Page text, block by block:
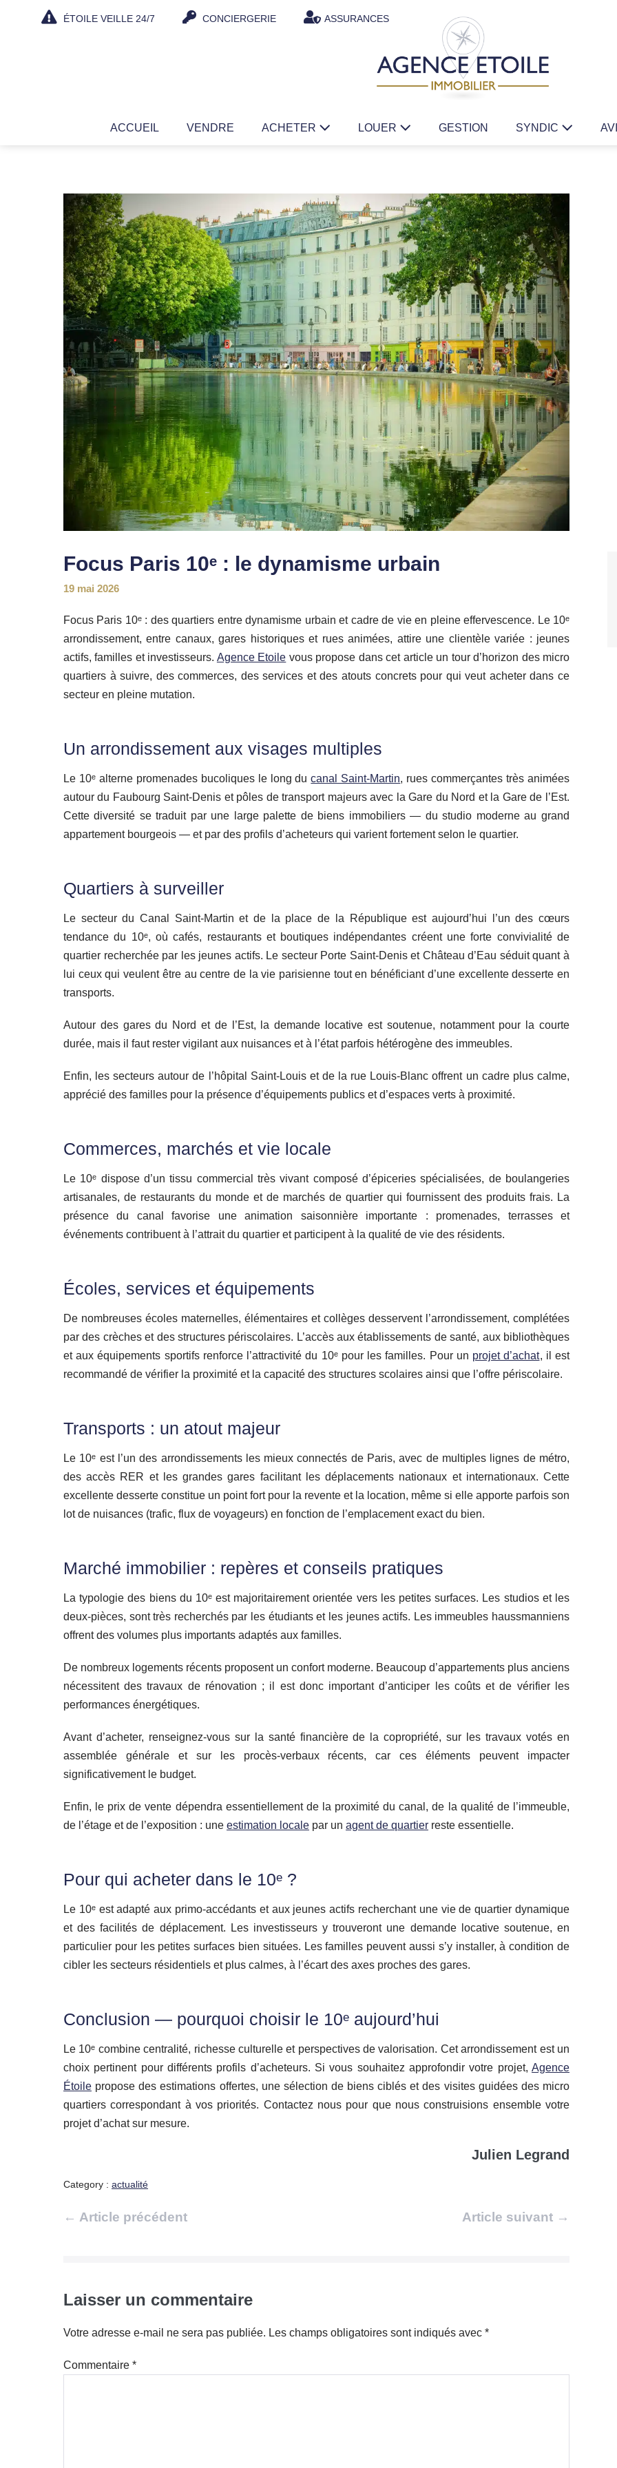
ÉTOILE VEILLE 24/7 CONCIERGERIE ASSURANCES
ACCUEIL VENDRE ACHETER LOUER GESTION SYNDIC
Focus Paris 10ᵉ : le dynamisme urbain
19 mai 2026
Focus Paris 10ᵉ : des quartiers entre dynamisme urbain et cadre de vie en pleine effervescence. Le 10ᵉ
arrondissement, entre canaux, gares historiques et rues animées, attire une clientèle variée : jeunes
actifs, familles et investisseurs. Agence Etoile vous propose dans cet article un tour d’horizon des micro
quartiers à suivre, des commerces, des services et des atouts concrets pour qui veut acheter dans ce
secteur en pleine mutation.
Un arrondissement aux visages multiples
Le 10ᵉ alterne promenades bucoliques le long ducanal Saint‑Martin, rues commerçantes très animées
autour du Faubourg Saint‑Denis et pôles de transport majeurs avec la Gare du Nord et la Gare de l’Est.
Cette diversité se traduit par une large palette de biens immobiliers — du studio moderne au grand
appartement bourgeois — et par des profils d’acheteurs qui varient fortement selon le quartier.
Quartiers à surveiller
Le secteur du Canal Saint‑Martin et de la place de la République est aujourd’hui l’un des cœurs
tendance du 10ᵉ, où cafés, restaurants et boutiques indépendantes créent une forte convivialité de
quartier recherchée par les jeunes actifs. Le secteur Porte Saint‑Denis et Château d’Eau séduit quant à
lui ceux qui veulent être au centre de la vie parisienne tout en bénéficiant d’une excellente desserte en
transports.
Autour des gares du Nord et de l’Est, la demande locative est soutenue, notamment pour la courte
durée, mais il faut rester vigilant aux nuisances et à l’état parfois hétérogène des immeubles.
Enfin, les secteurs autour de l’hôpital Saint‑Louis et de la rue Louis‑Blanc offrent un cadre plus calme,
apprécié des familles pour la présence d’équipements publics et d’espaces verts à proximité.
Commerces, marchés et vie locale
Le 10ᵉ dispose d’un tissu commercial très vivant composé d’épiceries spécialisées, de boulangeries
artisanales, de restaurants du monde et de marchés de quartier qui fournissent des produits frais. La
présence du canal favorise une animation saisonnière importante : promenades, terrasses et
événements contribuent à l’attrait du quartier et participent à la qualité de vie des résidents.
Écoles, services et équipements
De nombreuses écoles maternelles, élémentaires et collèges desservent l’arrondissement, complétées
par des crèches et des structures périscolaires. L’accès aux établissements de santé, aux bibliothèques
et aux équipements sportifs renforce l’attractivité du 10ᵉ pour les familles. Pour un projet d’achat, il est
recommandé de vérifier la proximité et la capacité des structures scolaires ainsi que l’offre périscolaire.
Transports : un atout majeur
Le 10ᵉ est l’un des arrondissements les mieux connectés de Paris, avec de multiples lignes de métro,
des accès RER et les grandes gares facilitant les déplacements nationaux et internationaux. Cette
excellente desserte constitue un point fort pour la revente et la location, même si elle apporte parfois son
lot de nuisances (trafic, flux de voyageurs) en fonction de l’emplacement exact du bien.
Marché immobilier : repères et conseils pratiques
La typologie des biens du 10ᵉ est majoritairement orientée vers les petites surfaces. Les studios et les
deux‑pièces, sont très recherchés par les étudiants et les jeunes actifs. Les immeubles haussmanniens
offrent des volumes plus importants adaptés aux familles.
De nombreux logements récents proposent un confort moderne. Beaucoup d’appartements plus anciens
nécessitent des travaux de rénovation ; il est donc important d’anticiper les coûts et de vérifier les
performances énergétiques.
Avant d’acheter, renseignez‑vous sur la santé financière de la copropriété, sur les travaux votés en
assemblée générale et sur les procès‑verbaux récents, car ces éléments peuvent impacter
significativement le budget.
Enfin, le prix de vente dépendra essentiellement de la proximité du canal, de la qualité de l’immeuble,
de l’étage et de l’exposition : une estimation locale par un agent de quartier reste essentielle.
Pour qui acheter dans le 10ᵉ ?
Le 10ᵉ est adapté aux primo‑accédants et aux jeunes actifs recherchant une vie de quartier dynamique
et des facilités de déplacement. Les investisseurs y trouveront une demande locative soutenue, en
particulier pour les petites surfaces bien situées. Les familles peuvent aussi s’y installer, à condition de
cibler les secteurs résidentiels et plus calmes, à l’écart des axes proches des gares.
Conclusion — pourquoi choisir le 10ᵉ aujourd’hui
Le 10ᵉ combine centralité, richesse culturelle et perspectives de valorisation. Cet arrondissement est un
choix pertinent pour différents profils d’acheteurs. Si vous souhaitez approfondir votre projet, Agence
Étoile propose des estimations offertes, une sélection de biens ciblés et des visites guidées des micro
quartiers correspondant à vos priorités. Contactez nous pour que nous construisions ensemble votre
projet d’achat sur mesure.
Julien Legrand
Category : actualité
Navigation
← Article précédent Article suivant →
Laisser un commentaire
Votre adresse e-mail ne sera pas publiée. Les champs obligatoires sont indiqués avec *
Commentaire *